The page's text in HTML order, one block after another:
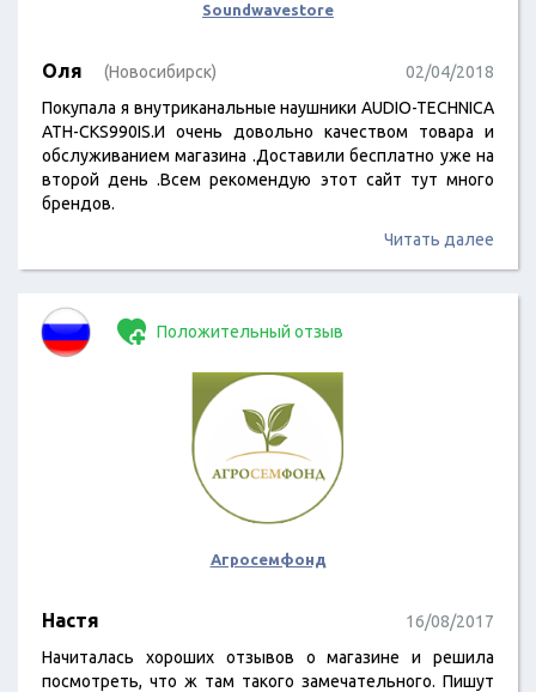
Soundwavestore
Оля (Новосибирск)
02/04/2018
Покупала я внутриканальные наушники AUDIO-TECHNICA
ATH-CKS990IS.И очень довольно качеством товара и
обслуживанием магазина .Доставили бесплатно уже на
второй день .Всем рекомендую этот сайт тут много
брендов.
Читать далее
Положительный отзыв
Агросемфонд
Настя
16/08/2017
Начиталась хороших отзывов о магазине и решила
посмотреть, что ж там такого замечательного. Пишут